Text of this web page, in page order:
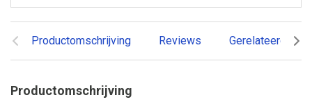
Productomschrijving Reviews Gerelateerde
Productomschrijving